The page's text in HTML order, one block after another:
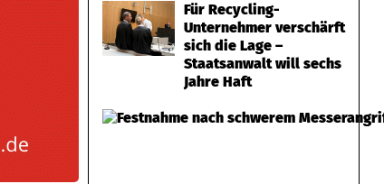
Für Recycling-
Unternehmer verschärft
sich die Lage –
Staatsanwalt will sechs
Jahre Haft